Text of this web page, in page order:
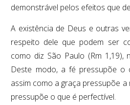
demonstrável pelos efeitos que
A existência de Deus e outras
respeito dele que podem ser
como diz São Paulo (Rm 1,19),
Deste modo, a fé pressupõe o
assim como a graça pressupõe
pressupõe o que é perfectível.